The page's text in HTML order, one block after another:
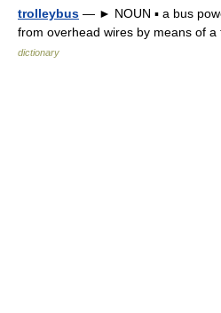
trolleybus — ► NOUN ▪ a bus
from overhead wires by means of
dictionary